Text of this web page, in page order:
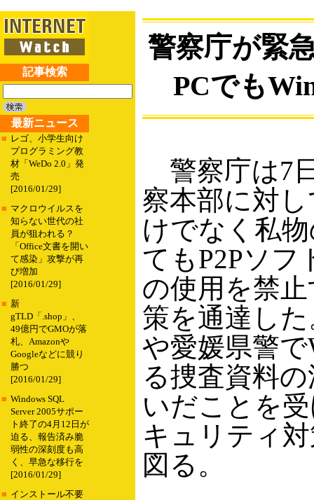
記事検索
最新ニュース
■ レゴ、小学生向け
プログラミング教
材「WeDo 2.0」発
売
[2016/01/29]
■ マクロウイルスを
知らない世代の社
員が狙われる？
「Office文書を開い
て感染」攻撃が再
び増加
[2016/01/29]
■ 新
gTLD「.shop」、
49億円でGMOが落
札、Amazonや
Googleなどに競り
勝つ
[2016/01/29]
■ Windows SQL
Server 2005サポー
ト終了の4月12日が
迫る、報告済み脆
弱性の深刻度も高
く、早急な移行を
[2016/01/29]
■ インストール不要
警察庁が緊
PCでも
警察庁は7
察本部に対
けでなく私
てもP2Pソフ
の使用を禁
策を通達し
や愛媛県警
る捜査資料
いだことを
キュリティ
図る。